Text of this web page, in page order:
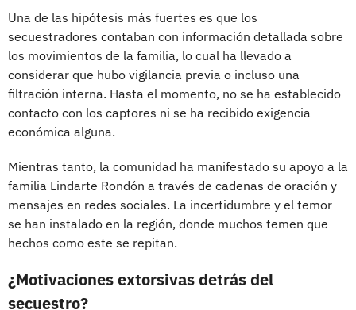
Una de las hipótesis más fuertes es que los
secuestradores contaban con información detallada sobre
los movimientos de la familia, lo cual ha llevado a
considerar que hubo vigilancia previa o incluso una
filtración interna. Hasta el momento, no se ha establecido
contacto con los captores ni se ha recibido exigencia
económica alguna.
Mientras tanto, la comunidad ha manifestado su apoyo a la
familia Lindarte Rondón a través de cadenas de oración y
mensajes en redes sociales. La incertidumbre y el temor
se han instalado en la región, donde muchos temen que
hechos como este se repitan.
¿Motivaciones extorsivas detrás del
secuestro?